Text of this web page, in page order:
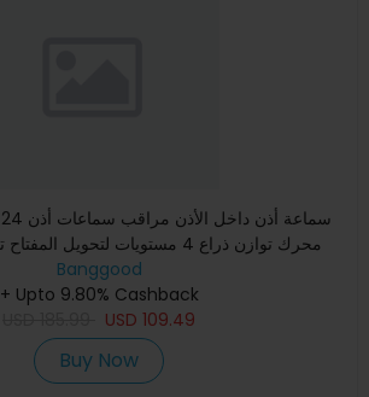
محرك توازن ذراع 4 مستويات لتحويل المفتاح تقنية الطباعة ثلاثية
Banggood
+ Upto 9.80% Cashback
USD 109.49
Buy Now